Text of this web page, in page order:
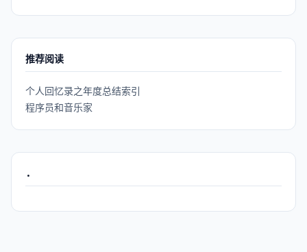
推荐阅读
个人回忆录之年度总结索引
程序员和音乐家
.